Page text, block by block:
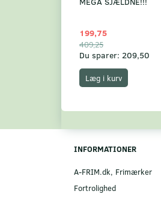
199,75
409,25
Du sparer: 209,50
Læg i kurv
INFORMATIONER
A-FRIM.dk, Frimærker
Fortrolighed